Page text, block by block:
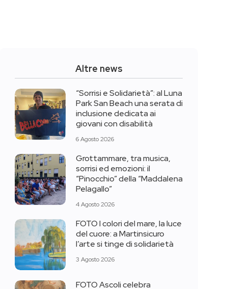
Altre news
“Sorrisi e Solidarietà”: al Luna
Park San Beach una serata di
inclusione dedicata ai
giovani con disabilità
6 Agosto 2026
Grottammare, tra musica,
sorrisi ed emozioni: il
“Pinocchio” della “Maddalena
Pelagallo”
4 Agosto 2026
FOTO I colori del mare, la luce
del cuore: a Martinsicuro
l’arte si tinge di solidarietà
3 Agosto 2026
FOTO Ascoli celebra